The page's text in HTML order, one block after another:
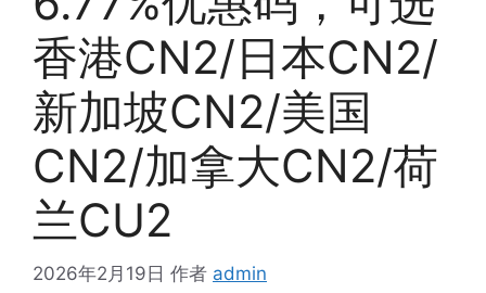
香港CN2/日本CN2/
新加坡CN2/美国
CN2/加拿大CN2/荷
兰CU2
2026年2月19日 作者 admin